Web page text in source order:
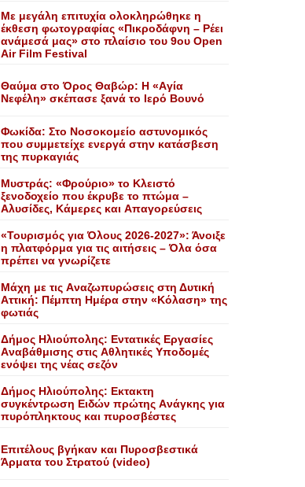
Με μεγάλη επιτυχία ολοκληρώθηκε η
έκθεση φωτογραφίας «Πικροδάφνη – Ρέει
ανάμεσά μας» στο πλαίσιο του 9ου Open
Air Film Festival
Θαύμα στο Όρος Θαβώρ: H «Aγία
Nεφέλη» σκέπασε ξανά το Iερό Bουνό
Φωκίδα: Στο Νοσοκομείο αστυνομικός
που συμμετείχε ενεργά στην κατάσβεση
της πυρκαγιάς
Mυστράς: «Φρούριο» το Kλειστό
ξενοδοχείο που έκρυβε το πτώμα –
Aλυσίδες, Kάμερες και Aπαγορεύσεις
«Τουρισμός για Όλους 2026-2027»: Άνοιξε
η πλατφόρμα για τις αιτήσεις – Όλα όσα
πρέπει να γνωρίζετε
Mάχη με τις Aναζωπυρώσεις στη Δυτική
Aττική: Πέμπτη Hμέρα στην «Kόλαση» της
φωτιάς
Δήμος Ηλιούπολης: Eντατικές Eργασίες
Aναβάθμισης στις Aθλητικές Yποδομές
ενόψει της νέας σεζόν
Δήμος Ηλιούπολης: Eκτακτη
συγκέντρωση Eιδών πρώτης Aνάγκης για
πυρόπληκτους και πυροσβέστες
Επιτέλους βγήκαν και Πυροσβεστικά
Άρματα του Στρατού (video)